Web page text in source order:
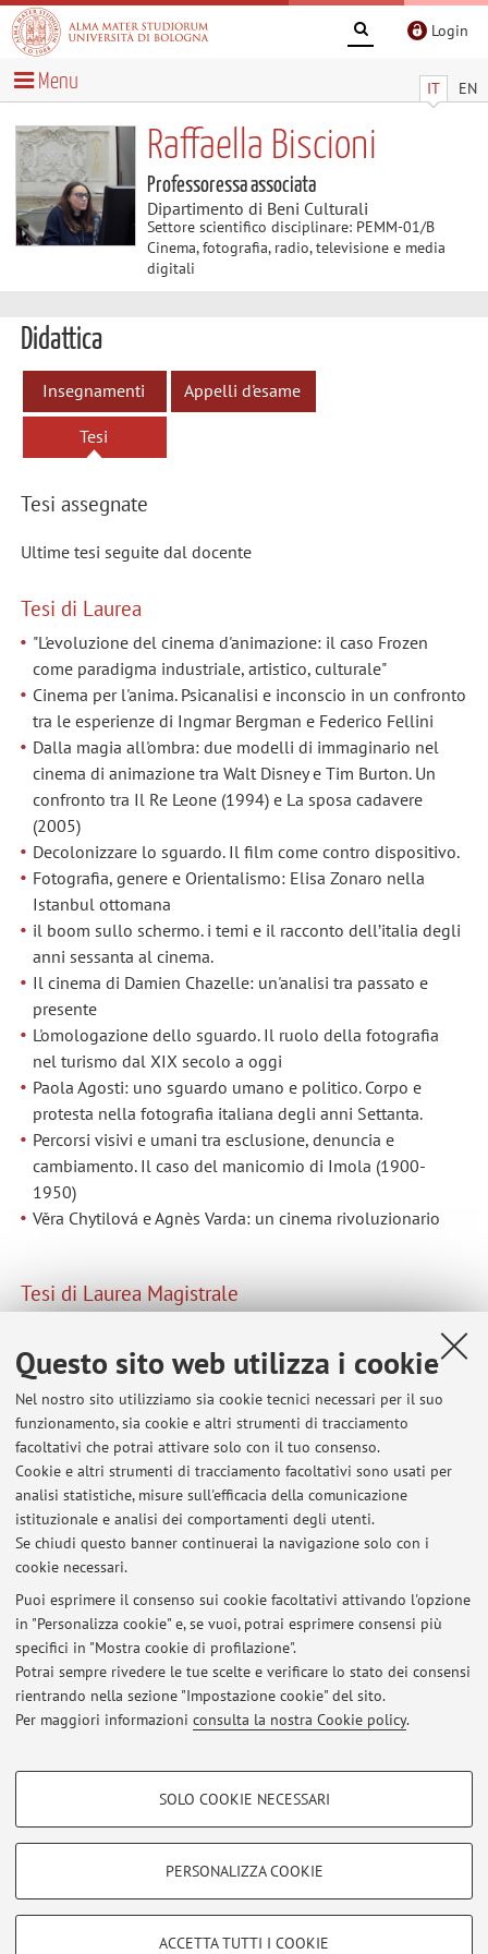
Questo sito web utilizza i cookie
Nel nostro sito utilizziamo sia cookie tecnici necessari per il suo
funzionamento, sia cookie e altri strumenti di tracciamento
facoltativi che potrai attivare solo con il tuo consenso.
Cookie e altri strumenti di tracciamento facoltativi sono usati per
analisi statistiche, misure sull'efficacia della comunicazione
istituzionale e analisi dei comportamenti degli utenti.
Se chiudi questo banner continuerai la navigazione solo con i
cookie necessari.
Puoi esprimere il consenso sui cookie facoltativi attivando l'opzione
in "Personalizza cookie" e, se vuoi, potrai esprimere consensi più
specifici in "Mostra cookie di profilazione".
Potrai sempre rivedere le tue scelte e verificare lo stato dei consensi
rientrando nella sezione "Impostazione cookie" del sito.
Per maggiori informazioni consulta la nostra Cookie policy.
COOKIE DI PROFILAZIONE - FACOLTATIVI
COOKIE TECNICI - NECESSARI
SOLO COOKIE NECESSARI
PERSONALIZZA COOKIE
ACCETTA TUTTI I COOKIE
Login
IT EN
Menu
Raffaella Biscioni
Professoressa associata
Dipartimento di Beni Culturali
Settore scientifico disciplinare: PEMM-01/B
Cinema, fotografia, radio, televisione e media
digitali
Didattica
Insegnamenti Appelli d'esame
Tesi
Tesi assegnate
Ultime tesi seguite dal docente
Tesi di Laurea
"L'evoluzione del cinema d'animazione: il caso Frozen
come paradigma industriale, artistico, culturale"
Cinema per l'anima. Psicanalisi e inconscio in un confronto
tra le esperienze di Ingmar Bergman e Federico Fellini
Dalla magia all'ombra: due modelli di immaginario nel
cinema di animazione tra Walt Disney e Tim Burton. Un
confronto tra Il Re Leone (1994) e La sposa cadavere
(2005)
Decolonizzare lo sguardo. Il film come contro dispositivo.
Fotografia, genere e Orientalismo: Elisa Zonaro nella
Istanbul ottomana
il boom sullo schermo. i temi e il racconto dell’italia degli
anni sessanta al cinema.
Il cinema di Damien Chazelle: un'analisi tra passato e
presente
L'omologazione dello sguardo. Il ruolo della fotografia
nel turismo dal XIX secolo a oggi
Paola Agosti: uno sguardo umano e politico. Corpo e
protesta nella fotografia italiana degli anni Settanta.
Percorsi visivi e umani tra esclusione, denuncia e
cambiamento. Il caso del manicomio di Imola (1900-
1950)
Věra Chytilová e Agnès Varda: un cinema rivoluzionario
Tesi di Laurea Magistrale
l'accessibilità e la valorizzazione del patrimonio
archivistico fotografico
Ultimi avvisi
SOSPENSIONE ESAME 18/05
Pubblicato il: 17 maggio 2023
LEZIONI ON LINE
Pubblicato il: 03 marzo 2020
Sospensione ricevimento
Pubblicato il: 13 ottobre 2019
Area riservata
Accedi tramiteloginper gestire tutti i contenuti del sito.
Zamboni, 33 - 40126 Bologna - Partita IVA: 01131710376